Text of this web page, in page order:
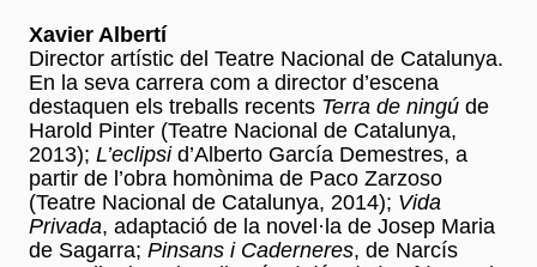
Xavier Albertí
Director artístic del Teatre Nacional de Catalunya.
En la seva carrera com a director d’escena
destaquen els treballs recents Terra de ningú de
Harold Pinter (Teatre Nacional de Catalunya,
2013); L’eclipsi d’Alberto García Demestres, a
partir de l’obra homònima de Paco Zarzoso
(Teatre Nacional de Catalunya, 2014); Vida
Privada, adaptació de la novel·la de Josep Maria
de Sagarra; Pinsans i Caderneres, de Narcís